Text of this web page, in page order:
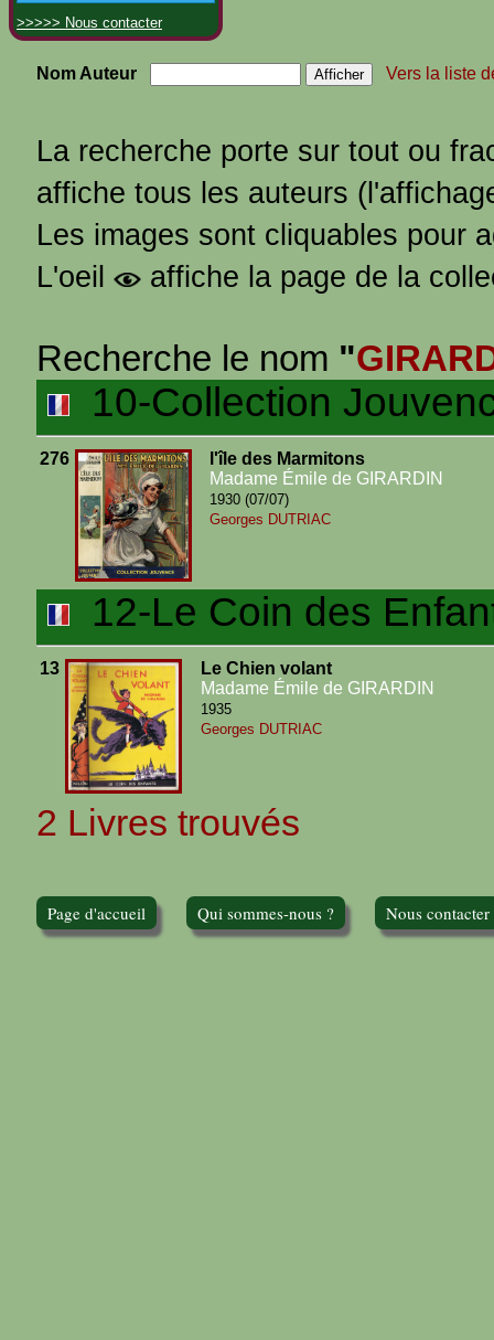
>>>>> Nous contacter
Nom Auteur Vers la liste
La recherche porte sur tout ou
affiche tous les auteurs
Les images sont cliquables pour
L'oeil
affiche la page de la
Recherche le nom "
10-Collection
276
l'île des Marmitons
Madame Émile de GIRARDIN
1930 (07/07)
Georges DUTRIAC
12-Le Coin des
13
Le Chien volant
Madame Émile de GIRARDIN
1935
Georges DUTRIAC
2 Livres trouvés
Page d'accueil Qui sommes-nous ? Nous contacter